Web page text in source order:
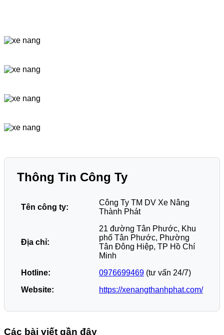
Thông Tin Công Ty
Tên công ty:
Công Ty TM DV Xe Nâng
Thành Phát
Địa chỉ:
21 đường Tân Phước, Khu
phố Tân Phước, Phường
Tân Đông Hiệp, TP Hồ Chí
Minh
Hotline:
0976699469 (tư vấn 24/7)
Website:
https://xenangthanhphat.com/
Các bài viết gần đây